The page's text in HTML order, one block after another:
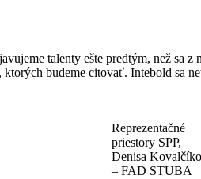
talenty ešte predtým, než
budeme citovať. Intebold sa
Reprezentačné
priestory SPP,
Denisa
– FAD STUBA